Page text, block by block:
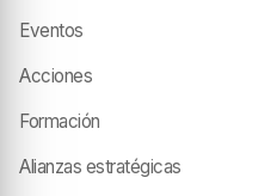
Eventos
Acciones
Formación
Alianzas estratégicas